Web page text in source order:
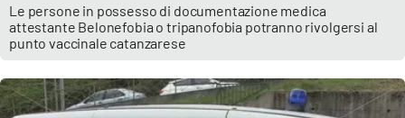
LaC OnAir
EDIZIONI
LOCALI
Le persone in possesso di documentazione medica
attestante Belonefobia o tripanofobia potranno rivolgersi al
punto vaccinale catanzarese